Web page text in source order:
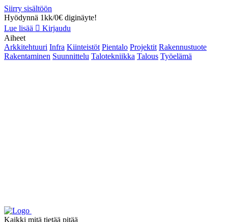
Siirry sisältöön
Hyödynnä 1kk/0€ diginäyte!
Lue lisää
Kirjaudu
Aiheet
Arkkitehtuuri Infra Kiinteistöt Pientalo Projektit Rakennustuote
Rakentaminen Suunnittelu Talotekniikka Talous Työelämä
Kaikki mitä tietää pitää